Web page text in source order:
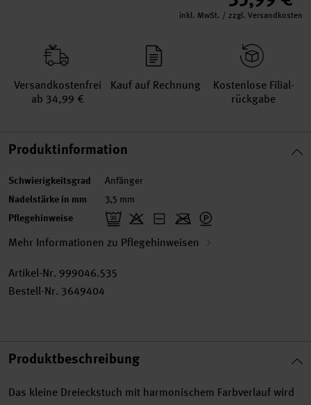
inkl. MwSt. / zzgl. Versandkosten
Versand­kosten­frei
ab 34,99 €
Kauf auf Rechnung
Kosten­lose Filial­
rückgabe
Produktinformation
Schwierigkeitsgrad Anfänger
Nadelstärke in mm 3,5 mm
Pflegehinweise
Mehr Informationen zu Pflegehinweisen
Artikel-Nr. 999046.535
Bestell-Nr. 3649404
Produktbeschreibung
Das kleine Dreieckstuch mit harmonischem Farbverlauf wird